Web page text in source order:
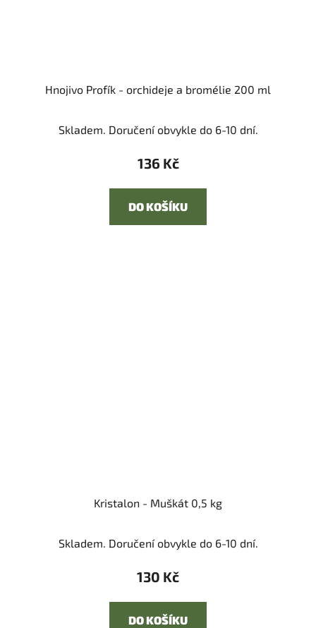
Hnojivo Profík - orchideje a bromélie 200 ml
Skladem. Doručení obvykle do 6-10 dní.
136 Kč
DO KOŠÍKU
Kristalon - Muškát 0,5 kg
Skladem. Doručení obvykle do 6-10 dní.
130 Kč
DO KOŠÍKU